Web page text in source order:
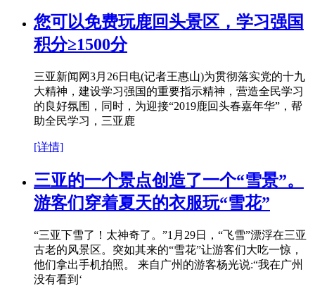
您可以免费玩鹿回头景区，学习强国
积分≥1500分
三亚新闻网3月26日电(记者王惠山)为贯彻落实党的十九
大精神，建设学习强国的重要指示精神，营造全民学习
的良好氛围，同时，为迎接“2019鹿回头春嘉年华”，帮
助全民学习，三亚鹿
[详情]
三亚的一个景点创造了一个“雪景”。
游客们穿着夏天的衣服玩“雪花”
“三亚下雪了！太神奇了。”1月29日，“飞雪”漂浮在三亚
古老的风景区。突如其来的“雪花”让游客们大吃一惊，
他们拿出手机拍照。 来自广州的游客杨光说:“我在广州
没有看到‘